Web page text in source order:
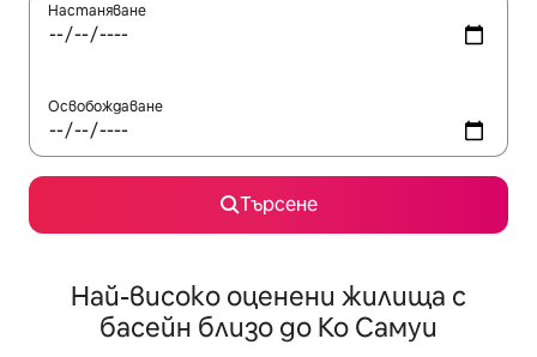
Настаняване
Освобождаване
Търсене
Най-високо оценени жилища с
басейн близо до Ко Самуи